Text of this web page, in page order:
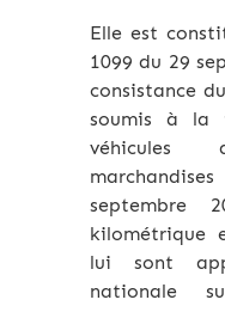
Elle est
1099 du 29
consistance
soumis à la
septembre
kilométrique
lui sont
nationale